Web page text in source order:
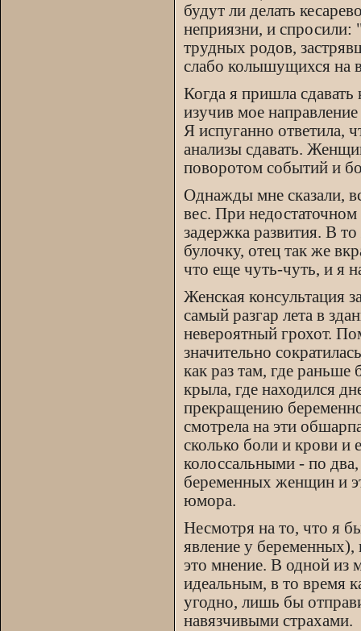
будут ли делать
неприязни, и спросили:
трудных родов,
слабо колышущихся на
Когда я пришла
изучив мое
Я испуганно ответила,
анализы сдавать.
поворотом событий и
Однажды мне сказали,
вес. При недостаточном
задержка развития. В
булочку, отец так же
что еще чуть-чуть, и я
Женская консультация
самый разгар лета в
невероятный грохот.
значительно
как раз там, где
крыла, где находился
прекращению
смотрела на эти
сколько боли и крови и
колоссальными - по
беременных женщин и
юмора.
Несмотря на то, что я
явление у беременных),
это мнение. В одной из
идеальным, в то время
угодно, лишь бы
навязчивыми страхами.